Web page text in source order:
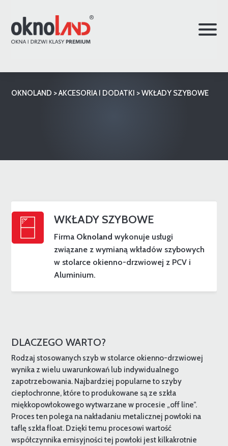
OKNOLAND >AKCESORIA I DODATKI >WKŁADY SZYBOWE
WKŁADY SZYBOWE
Firma Oknoland wykonuje usługi
związane z wymianą wkładów szybowych
w stolarce okienno-drzwiowej z PCV i
Aluminium.
DLACZEGO WARTO?
Rodzaj stosowanych szyb w stolarce okienno-drzwiowej
wynika z wielu uwarunkowań lub indywidualnego
zapotrzebowania. Najbardziej popularne to szyby
ciepłochronne, które to produkowane są ze szkła
miękkopowłokowego wytwarzane w procesie „off line”.
Proces ten polega na nakładaniu metalicznej powłoki na
taflę szkła float. Dzięki temu procesowi wartość
współczynnika emisyjności tej powłoki jest kilkakrotnie